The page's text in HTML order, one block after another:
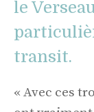
le
transit.
« Avec ces